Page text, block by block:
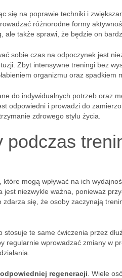
się na poprawie techniki i
różnorodne formy
ale także sprawi, że będzie on
sobie czas na odpoczynek jest
Zbyt intensywne treningi bez
organizmu oraz spadkiem
do indywidualnych potrzeb oraz
odpowiedni i prowadzi do
zdrowego stylu życia.
podczas
mogą wpływać na ich
jest niezwykle ważna, ponieważ
się, że osoby zaczynają
stosuje te same ćwiczenia przez
regularnie wprowadzać zmiany w
regeneracji . Wiele